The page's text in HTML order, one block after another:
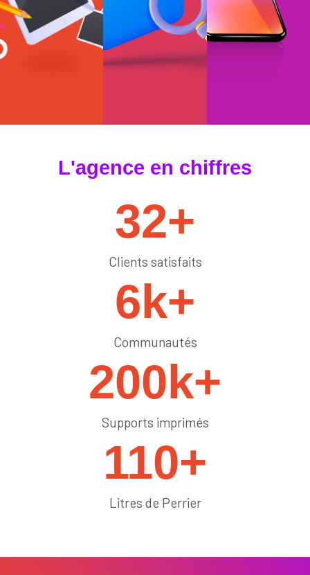
#tendances
L'agence en chiffres
32+
Clients satisfaits
6k+
Communautés
200k+
Supports imprimés
110+
Litres de Perrier